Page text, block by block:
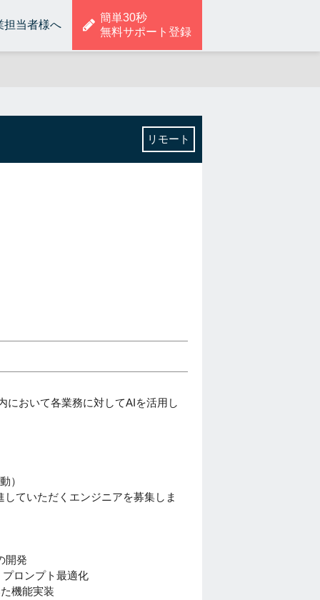
担当者様へ
簡単30秒
無料サポート登録
リモート
において各業務に対してAIを活用し
）
ていただくエンジニアを募集しま
開発
ロンプト最適化
機能実装